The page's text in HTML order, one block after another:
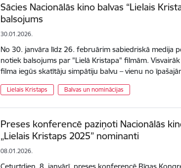
Sācies Nacionālās kino balvas “Lielais
balsojums
30.01.2026.
No 30. janvāra līdz 26. februārim sabiedriskā medija
notiek balsojums par "Lielā Kristapa" filmām.
filma iegūs skatītāju simpātiju balvu – vienu no
Lielais Kristaps Balvas un nominācijas
Preses konferencē paziņoti Nacionālās
„Lielais Kristaps 2025” nominanti
08.01.2026.